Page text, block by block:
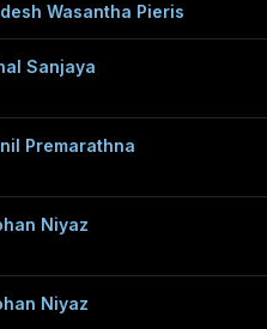
Wasantha Pieris
Sanjaya
Premarathna
Niyaz
Niyaz